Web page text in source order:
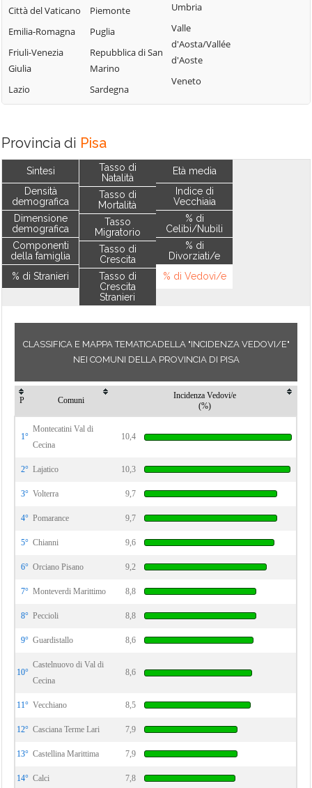
Città del Vaticano
Emilia-Romagna
Friuli-Venezia
Giulia
Lazio
Piemonte
Puglia
Repubblica di San
Marino
Sardegna
Umbria
Valle
d'Aosta/Vallée
d'Aoste
Veneto
Provincia di Pisa
Sintesi
Densità
demografica
Dimensione
demografica
Componenti
della famiglia
% di Stranieri
Tasso di
Natalità
Tasso di
Mortalità
Tasso
Migratorio
Tasso di
Crescita
Tasso di
Crescita
Stranieri
Età media
Indice di
Vecchiaia
% di
Celibi/Nubili
% di
Divorziati/e
% di Vedovi/e
CLASSIFICA E MAPPA TEMATICADELLA "INCIDENZA VEDOVI/E"
NEI COMUNI DELLA PROVINCIA DI PISA
P Comuni
Incidenza Vedovi/e
(%)
1°
Montecatini Val di
Cecina
10,4
2° Lajatico 10,3
3° Volterra 9,7
4° Pomarance 9,7
5° Chianni 9,6
6° Orciano Pisano 9,2
7° Monteverdi Marittimo 8,8
8° Peccioli 8,8
9° Guardistallo 8,6
10°
Castelnuovo di Val di
Cecina
8,6
11° Vecchiano 8,5
12° Casciana Terme Lari 7,9
13° Castellina Marittima 7,9
14° Calci 7,8